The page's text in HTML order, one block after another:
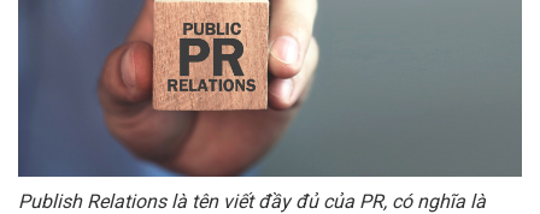
Publish Relations là tên viết đầy đủ của PR, có nghĩa là